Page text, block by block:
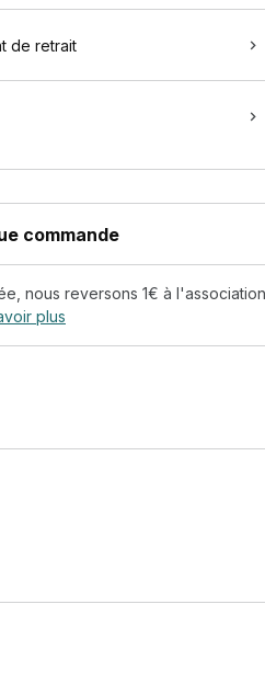
de retrait
commande
nous reversons 1€ à l'association
plus